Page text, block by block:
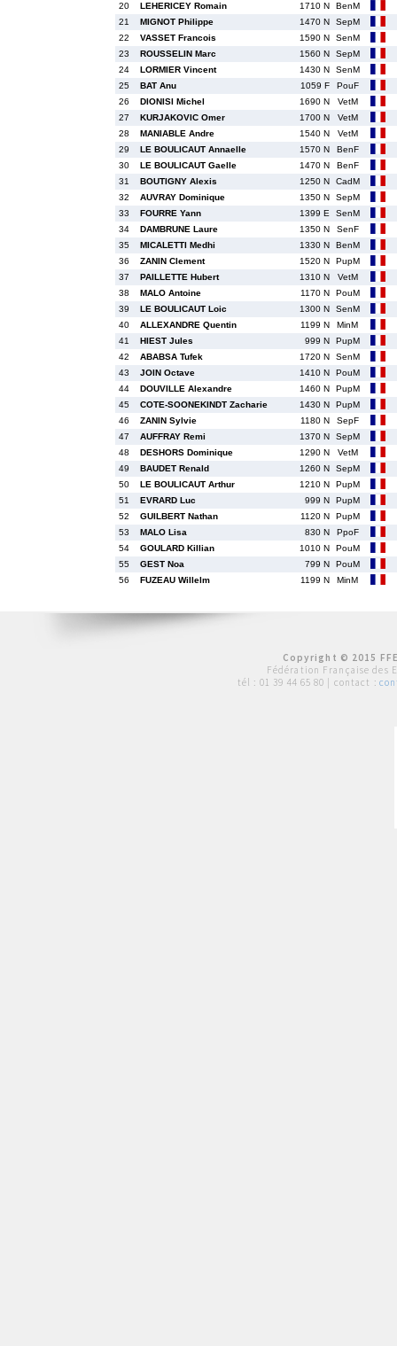
20
LEHERICEY Romain 1710 N
BenM
21
MIGNOT Philippe 1470 N
SepM
22
VASSET Francois 1590 N
SenM
23
ROUSSELIN Marc 1560 N
SepM
24
LORMIER Vincent 1430 N
SenM
25
BAT Anu 1059 F
PouF
26
DIONISI Michel 1690 N
VetM
27
KURJAKOVIC Omer 1700 N
VetM
28
MANIABLE Andre 1540 N
VetM
29
LE BOULICAUT Annaelle 1570 N
BenF
30
LE BOULICAUT Gaelle 1470 N
BenF
31
BOUTIGNY Alexis 1250 N
CadM
32
AUVRAY Dominique 1350 N
SepM
33
FOURRE Yann 1399 E
SenM
34
DAMBRUNE Laure 1350 N
SenF
35
MICALETTI Medhi 1330 N
BenM
36
ZANIN Clement 1520 N
PupM
37
PAILLETTE Hubert 1310 N
VetM
38
MALO Antoine 1170 N
PouM
39
LE BOULICAUT Loic 1300 N
SenM
40
ALLEXANDRE Quentin 1199 N
MinM
41
HIEST Jules 999 N
PupM
42
ABABSA Tufek 1720 N
SenM
43
JOIN Octave 1410 N
PouM
44
DOUVILLE Alexandre 1460 N
PupM
45
COTE-SOONEKINDT Zacharie 1430 N
PupM
46
ZANIN Sylvie 1180 N
SepF
47
AUFFRAY Remi 1370 N
SepM
48
DESHORS Dominique 1290 N
VetM
49
BAUDET Renald 1260 N
SepM
50
LE BOULICAUT Arthur 1210 N
PupM
51
EVRARD Luc 999 N
PupM
52
GUILBERT Nathan 1120 N
PupM
53
MALO Lisa 830 N
PpoF
54
GOULARD Killian 1010 N
PouM
55
GEST Noa 799 N
PouM
56
FUZEAU Willelm 1199 N MinM
Copyright © 2015
Fédération Française des
tél : 01 39 44 65 80 | contact :